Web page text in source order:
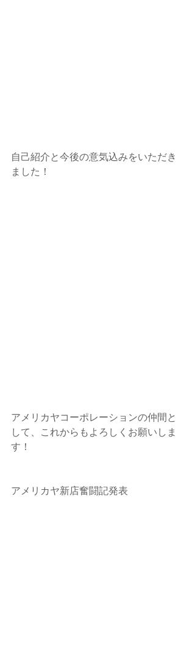
自己紹介と今後の意気込みをいただき
ました！
アメリカヤコーポレーションの仲間と
して、これからもよろしくお願いしま
す！
アメリカヤ新店奮闘記発表